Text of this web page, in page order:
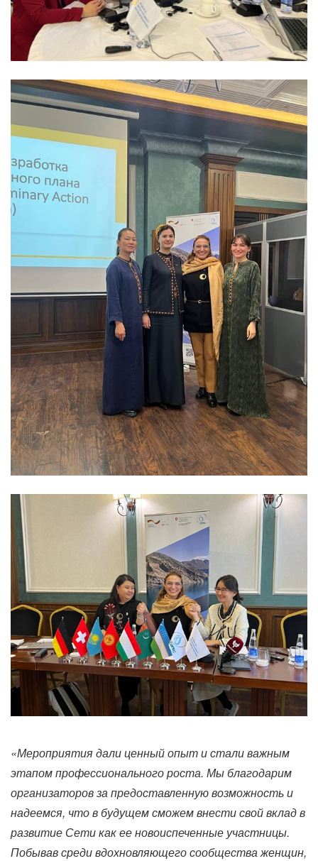
«Мероприятия дали ценный опыт и стали важным
этапом профессионального роста. Мы благодарим
организаторов за предоставленную возможность и
надеемся, что в будущем сможем внести свой вклад в
развитие Сети как ее новоиспеченные участницы.
Побывав среди вдохновляющего сообщества женщин,